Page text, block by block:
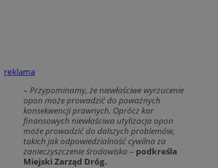
reklama
– Przypominamy, że niewłaściwe wyrzucenie
opon może prowadzić do poważnych
konsekwencji prawnych. Oprócz kar
finansowych niewłaściwa utylizacja opon
może prowadzić do dalszych problemów,
takich jak odpowiedzialność cywilna za
zanieczyszczenie środowiska – podkreśla
Miejski Zarząd Dróg.